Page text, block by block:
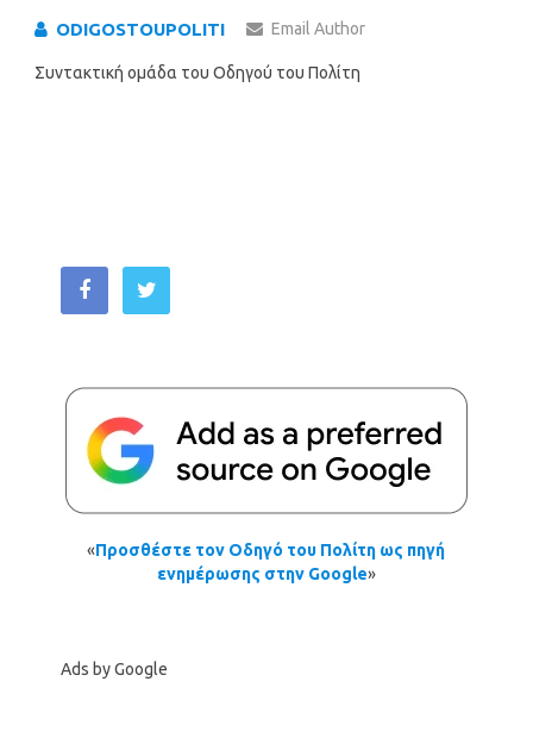
ODIGOSTOUPOLITI Email Author
Συντακτική ομάδα του Οδηγού του Πολίτη
«Προσθέστε τον Οδηγό του Πολίτη ως πηγή
ενημέρωσης στην Google»
Ads by Google